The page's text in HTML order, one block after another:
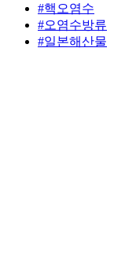
#핵오염수
#오염수방류
#일본해산물